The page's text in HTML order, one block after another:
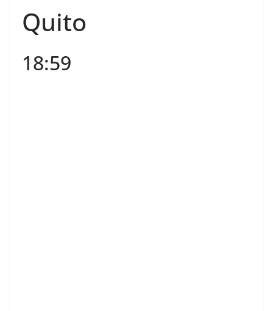
Quito
18:59